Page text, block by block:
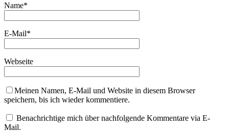
Name*
E-Mail*
Webseite
Meinen Namen, E-Mail und Website in diesem Browser
speichern, bis ich wieder kommentiere.
Benachrichtige mich über nachfolgende Kommentare via E-
Mail.